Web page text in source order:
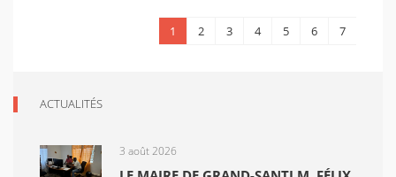
1 2 3 4 5 6 7
ACTUALITÉS
3 août 2026